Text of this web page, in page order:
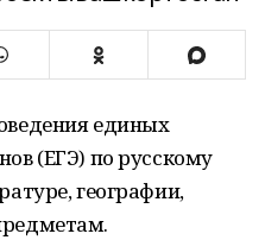
единых
(ЕГЭ) по русскому
географии,